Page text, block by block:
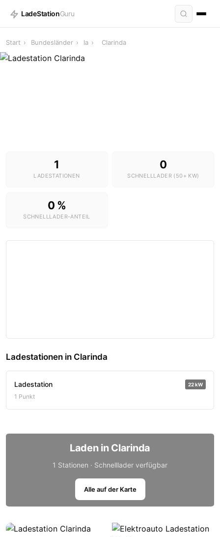
LadeStationGuru
Start › Bundesländer › Ia › Clarinda
1
LADESTATIONEN
0
SCHNELLLADER (50+ KW)
0 %
SCHNELLLADER-ANTEIL
Ladestationen in Clarinda
Ladestation 22 kW
1 Punkt
Laden in Clarinda
1 Stationen · Schnelllader verfügbar
Alle auf der Karte